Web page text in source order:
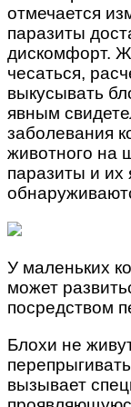
отмечается
паразиты
дискомфорт.
чесаться,
выкусывать
явным
заболевания
животного на
паразиты и их
У маленьких
может
посредством
Блохи не
вызывает